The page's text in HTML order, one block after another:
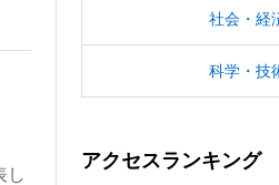
し
社会・経
科学・技
アクセスランキング